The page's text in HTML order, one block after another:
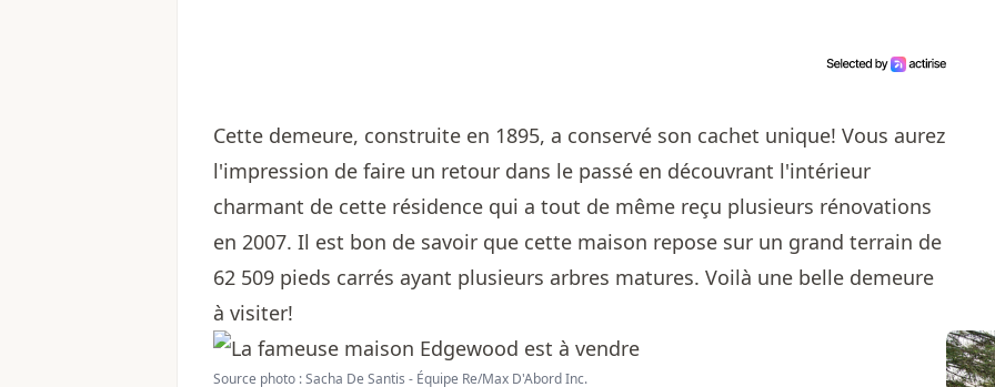
Cette demeure, construite en 1895, a conservé son cachet unique! Vous aurez
l'impression de faire un retour dans le passé en découvrant l'intérieur
charmant de cette résidence qui a tout de même reçu plusieurs rénovations
en 2007. Il est bon de savoir que cette maison repose sur un grand terrain de
62 509 pieds carrés ayant plusieurs arbres matures. Voilà une belle demeure
à visiter!
Source photo : Sacha De Santis - Équipe Re/Max D'Abord Inc.